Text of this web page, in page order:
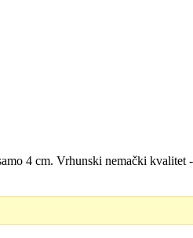
4 cm. Vrhunski nemački